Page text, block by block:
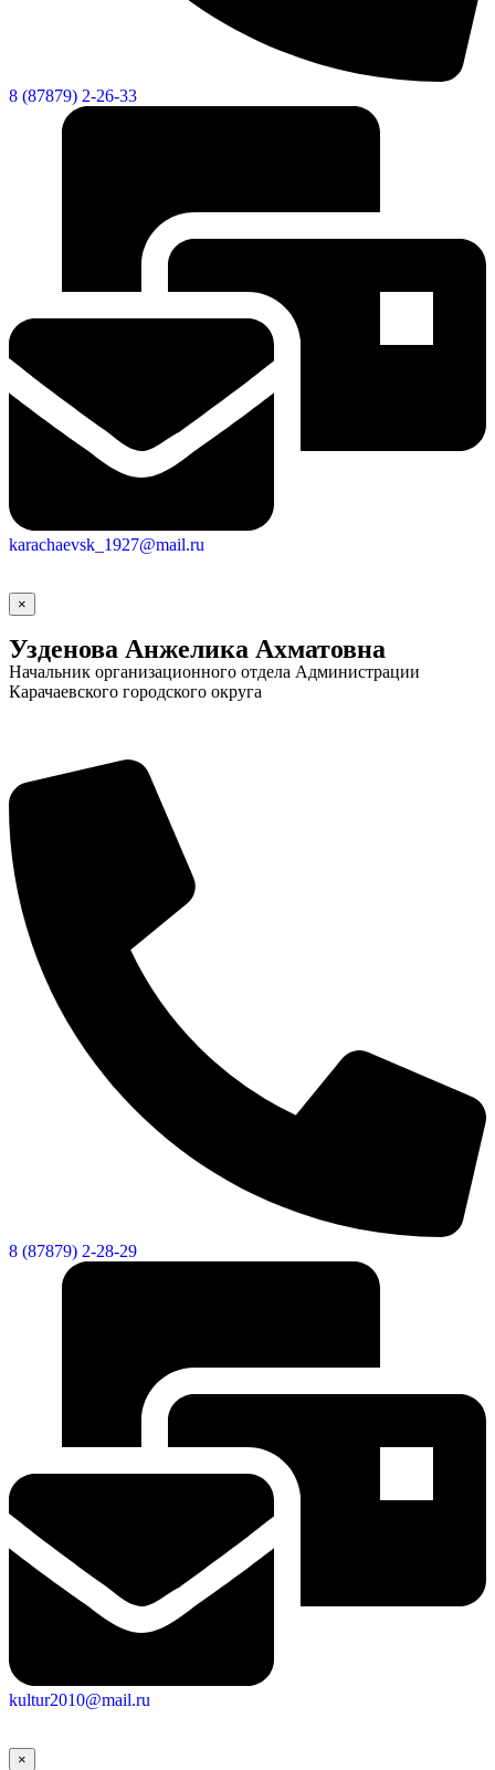
Новости
Газета "Минги Тау"
Веб
8 (87879) 2-26-33
karachaevsk_1927@mail.ru
×
Узденова Анжелика Ахматовна
Начальник организационного отдела Администрации
Карачаевского городского округа
8 (87879) 2-28-29
kultur2010@mail.ru
×